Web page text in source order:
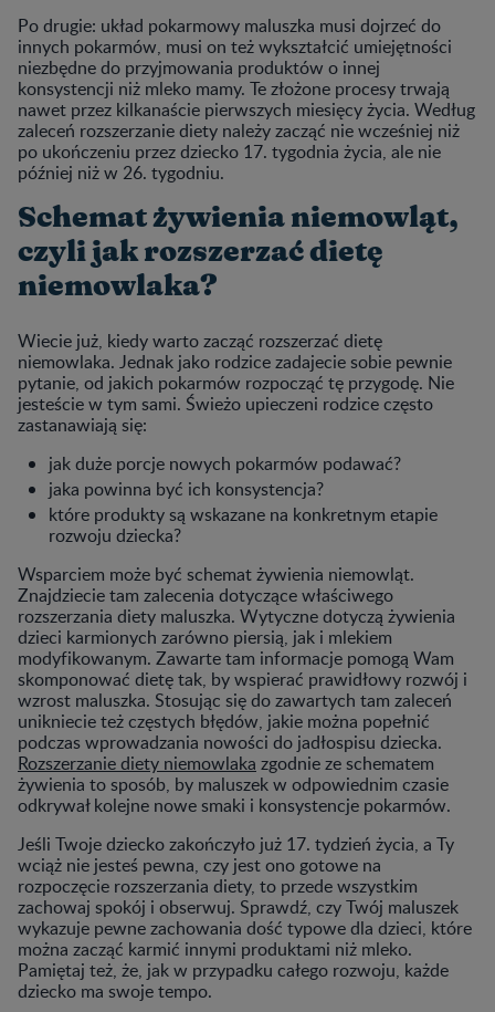
Po drugie: układ pokarmowy maluszka musi dojrzeć do
innych pokarmów, musi on też wykształcić umiejętności
niezbędne do przyjmowania produktów o innej
konsystencji niż mleko mamy. Te złożone procesy trwają
nawet przez kilkanaście pierwszych miesięcy życia. Według
zaleceń rozszerzanie diety należy zacząć nie wcześniej niż
po ukończeniu przez dziecko 17. tygodnia życia, ale nie
później niż w 26. tygodniu.
Schemat żywienia niemowląt,
czyli jak rozszerzać dietę
niemowlaka?
Wiecie już, kiedy warto zacząć rozszerzać dietę
niemowlaka. Jednak jako rodzice zadajecie sobie pewnie
pytanie, od jakich pokarmów rozpocząć tę przygodę. Nie
jesteście w tym sami. Świeżo upieczeni rodzice często
zastanawiają się:
jak duże porcje nowych pokarmów podawać?
jaka powinna być ich konsystencja?
które produkty są wskazane na konkretnym etapie
rozwoju dziecka?
Wsparciem może być schemat żywienia niemowląt.
Znajdziecie tam zalecenia dotyczące właściwego
rozszerzania diety maluszka. Wytyczne dotyczą żywienia
dzieci karmionych zarówno piersią, jak i mlekiem
modyfikowanym. Zawarte tam informacje pomogą Wam
skomponować dietę tak, by wspierać prawidłowy rozwój i
wzrost maluszka. Stosując się do zawartych tam zaleceń
unikniecie też częstych błędów, jakie można popełnić
podczas wprowadzania nowości do jadłospisu dziecka.
Rozszerzanie diety niemowlaka zgodnie ze schematem
żywienia to sposób, by maluszek w odpowiednim czasie
odkrywał kolejne nowe smaki i konsystencje pokarmów.
Jeśli Twoje dziecko zakończyło już 17. tydzień życia, a Ty
wciąż nie jesteś pewna, czy jest ono gotowe na
rozpoczęcie rozszerzania diety, to przede wszystkim
zachowaj spokój i obserwuj. Sprawdź, czy Twój maluszek
wykazuje pewne zachowania dość typowe dla dzieci, które
można zacząć karmić innymi produktami niż mleko.
Pamiętaj też, że, jak w przypadku całego rozwoju, każde
dziecko ma swoje tempo.